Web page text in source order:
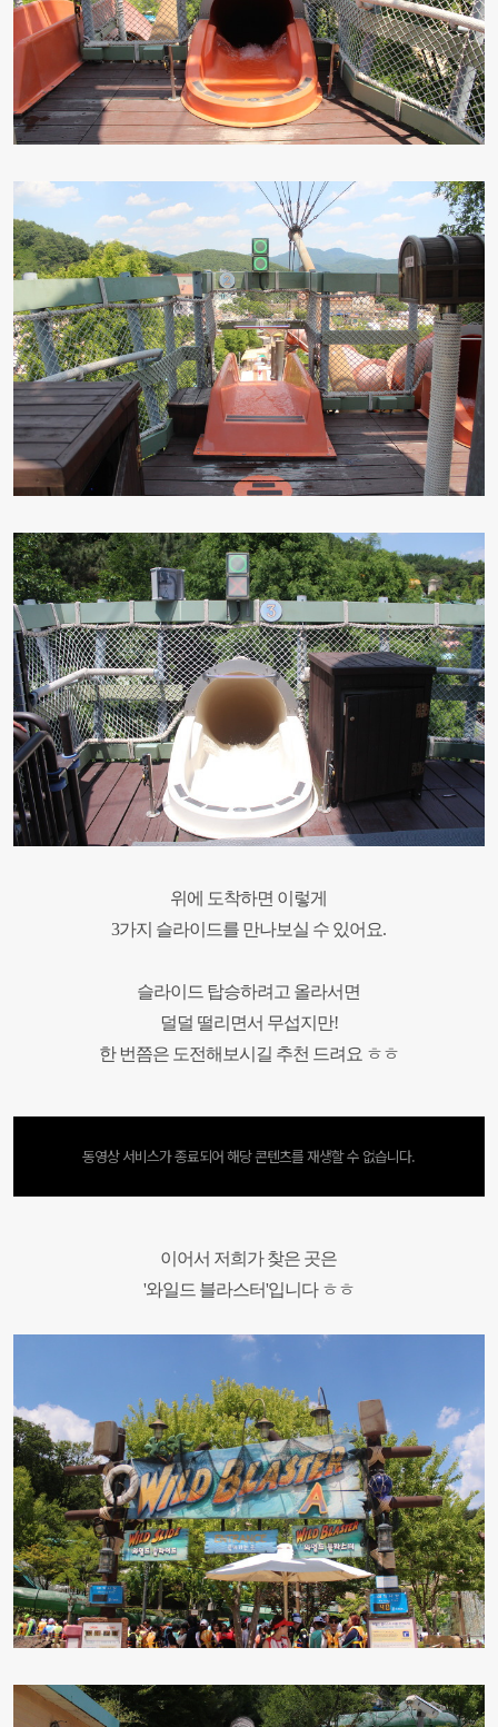
위에 도착하면 이렇게
3가지 슬라이드를 만나보실 수 있어요.
슬라이드 탑승하려고 올라서면
덜덜 떨리면서 무섭지만!
한 번쯤은 도전해보시길 추천 드려요 ㅎㅎ
동영상 서비스가 종료되어 해당 콘텐츠를 재생할 수 없습니다.
이어서 저희가 찾은 곳은
'와일드 블라스터'입니다 ㅎㅎ